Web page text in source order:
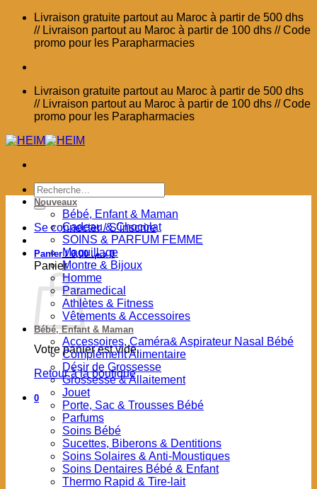
Passer
contenu
Livraison gratuite partout au Maroc à partir de 500 dhs
// Livraison partout au Maroc à partir de 100 dhs // Code
promo pour les Parapharmacies
Livraison gratuite partout au Maroc à partir de 500 dhs
// Livraison partout au Maroc à partir de 100 dhs // Code
promo pour les Parapharmacies
Recherche
pour :
Se connecter / S’inscrire
Panier / د.م.0,00 0
Panier
Votre panier est vide.
Retour à la boutique
0
Nouveaux
Bébé, Enfant & Maman
Cadeau & Chocolat
SOINS & PARFUM FEMME
Maquillage
Montre & Bijoux
Homme
Paramedical
Athlètes & Fitness
Vêtements & Accessoires
Bébé, Enfant & Maman
Accessoires, Caméra& Aspirateur Nasal Bébé
Complément Alimentaire
Désir de Grossesse
Grossesse & Allaitement
Jouet
Porte, Sac & Trousses Bébé
Parfums
Soins Bébé
Sucettes, Biberons & Dentitions
Soins Solaires & Anti-Moustiques
Soins Dentaires Bébé & Enfant
Thermo Rapid & Tire-lait